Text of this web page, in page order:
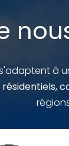
à
résidentiels,